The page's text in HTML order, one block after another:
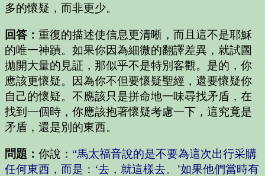
多的懷疑，而非更少。
回答： 重復的描述使信息更清晰，而且這不是耶穌
的唯一神蹟。如果你因為細微的翻譯差異，就試圖
拋開大量的見証，那似乎不是特別客觀。是的，你
應該更懷疑。因為你不但要懷疑聖經，還要懷疑你
自己的懷疑。不應該只是拼命地一味尋找矛盾，在
找到一個時，你應該抱著懷疑考慮一下，這究竟是
矛盾，還是別的東西。
問題： 你說： “馬太福音說的是不要為這次出行采購
任何東西，而是：‘去，就這樣去。’如果他們當時有